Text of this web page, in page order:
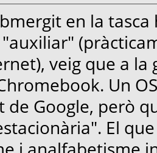
en la
veig que a
Un
de Google, però
El